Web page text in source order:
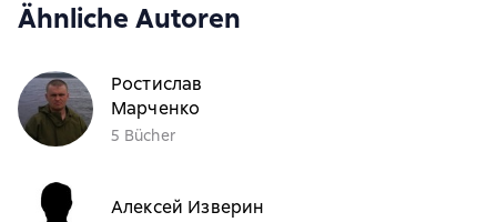
Ähnliche Autoren
Ростислав
Марченко
5 Bücher
Алексей Изверин